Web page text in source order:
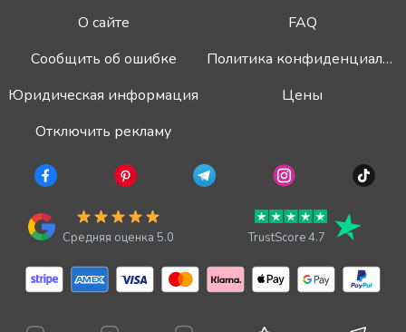
О сайте
FAQ
Сообщить об ошибке
Политика конфиденциальности
Юридическая информация
Цены
Отключить рекламу
Средняя оценка 5.0 TrustScore 4.7